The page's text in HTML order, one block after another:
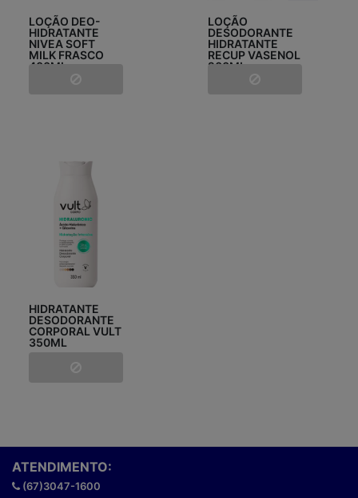
LOÇÃO DEO-
HIDRATANTE
NIVEA SOFT
MILK FRASCO
400ML
LOÇÃO
DESODORANTE
HIDRATANTE
RECUP VASENOL
200ML
HIDRATANTE
DESODORANTE
CORPORAL VULT
350ML
ATENDIMENTO:
(67)3047-1600